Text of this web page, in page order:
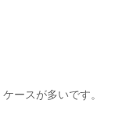
ケースが多いです。